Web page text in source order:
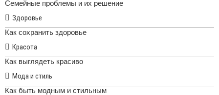
Семейные проблемы и их решение
Здоровье
Как сохранить здоровье
Красота
Как выглядеть красиво
Мода и стиль
Как быть модным и стильным